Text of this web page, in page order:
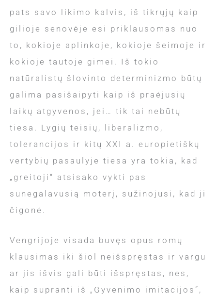
pats savo likimo kalvis, iš tikrųjų kaip
gilioje senovėje esi priklausomas nuo
to, kokioje aplinkoje, kokioje šeimoje ir
kokioje tautoje gimei. Iš tokio
natūralistų šlovinto determinizmo būtų
galima pasišaipyti kaip iš praėjusių
laikų atgyvenos, jei… tik tai nebūtų
tiesa. Lygių teisių, liberalizmo,
tolerancijos ir kitų XXI a. europietiškų
vertybių pasaulyje tiesa yra tokia, kad
„greitoji“ atsisako vykti pas
sunegalavusią moterį, sužinojusi, kad ji
čigonė.
Vengrijoje visada buvęs opus romų
klausimas iki šiol neišspręstas ir vargu
ar jis išvis gali būti išspręstas, nes,
kaip supranti iš „Gyvenimo imitacijos“,